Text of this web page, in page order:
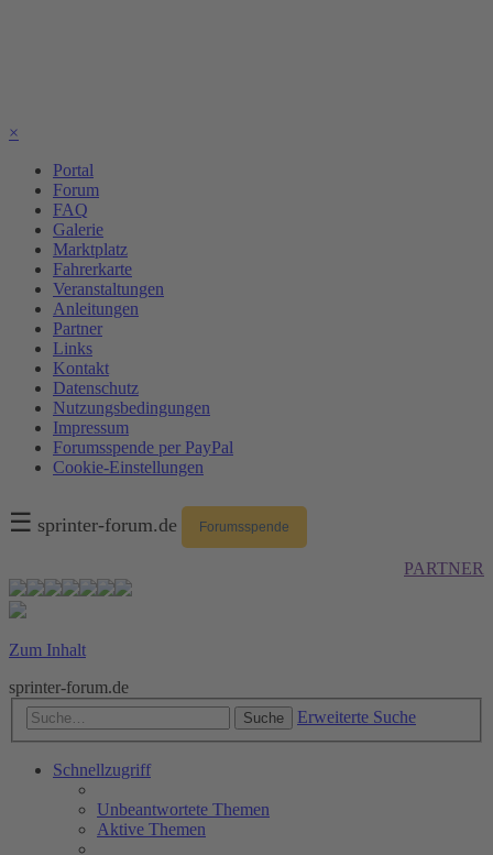
×
Portal
Forum
FAQ
Galerie
Marktplatz
Fahrerkarte
Veranstaltungen
Anleitungen
Partner
Links
Kontakt
Datenschutz
Nutzungsbedingungen
Impressum
Forumsspende per PayPal
Cookie-Einstellungen
☰ sprinter-forum.de Forumsspende
PARTNER
Zum Inhalt
sprinter-forum.de
Suche Erweiterte Suche
Schnellzugriff
Unbeantwortete Themen
Aktive Themen